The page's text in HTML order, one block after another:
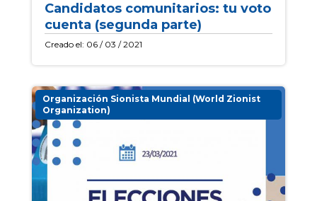
Candidatos comunitarios: tu voto
cuenta (segunda parte)
Creado el: 06 / 03 / 2021
Organización Sionista Mundial (World Zionist
Organization)